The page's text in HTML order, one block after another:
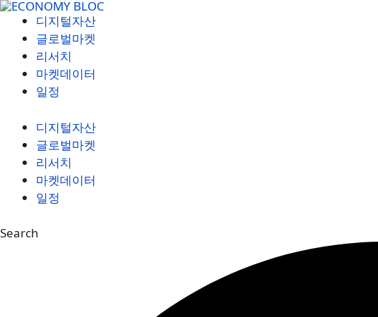
컨
디지털자산
글로벌마켓
리서치
마켓데이터
일정
디지털자산
글로벌마켓
리서치
마켓데이터
일정
Search